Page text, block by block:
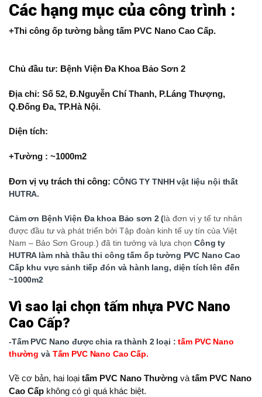
Các hạng mục của công trình :
+Thi công ốp tường bằng tấm PVC Nano Cao Cấp.
Chủ đầu tư: Bệnh Viện Đa Khoa Bảo Sơn 2
Địa chỉ: Số 52, Đ.Nguyễn Chí Thanh, P.Láng Thượng,
Q.Đống Đa, TP.Hà Nội.
Diện tích:
+Tường : ~1000m2
Đơn vị vụ trách thi công: CÔNG TY TNHH vật liệu nội thất
HUTRA.
Cảm ơn Bệnh Viện Đa khoa Bảo sơn 2 (là đơn vị y tế tư nhân
được đầu tư và phát triển bởi Tập đoàn kinh tế uy tín của Việt
Nam – Bảo Sơn Group.) đã tin tưởng và lựa chọn Công ty
HUTRA làm nhà thầu thi công tấm ốp tường PVC Nano Cao
Cấp khu vực sảnh tiếp đón và hành lang, diện tích lên đến
~1000m2
Vì sao lại chọn tấm nhựa PVC Nano
Cao Cấp?
-Tấm PVC Nano được chia ra thành 2 loại :tấm PVC Nano
thườngvà Tấm PVC Nano Cao Cấp.
Về cơ bản, hai loại tấm PVC Nano Thường và tấm PVC Nano
Cao Cấp không có gì quá khác biệt.